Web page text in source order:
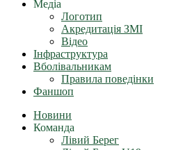
Медіа
Логотип
Акредитація ЗМІ
Відео
Інфраструктура
Вболівальникам
Правила поведінки
Фаншоп
Новини
Команда
Лівий Берег